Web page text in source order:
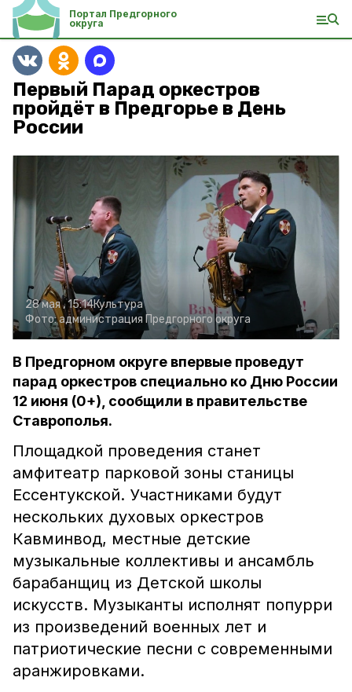
Портал Предгорного
округа
Первый Парад оркестров
пройдёт в Предгорье в День
России
28 мая , 15:14Культура
Фото:администрация Предгорного округа
В Предгорном округе впервые проведут
парад оркестров специально ко Дню России
12 июня (0+), сообщили в правительстве
Ставрополья.
Площадкой проведения станет
амфитеатр парковой зоны станицы
Ессентукской. Участниками будут
нескольких духовых оркестров
Кавминвод, местные детские
музыкальные коллективы и ансамбль
барабанщиц из Детской школы
искусств. Музыканты исполнят попурри
из произведений военных лет и
патриотические песни с современными
аранжировками.